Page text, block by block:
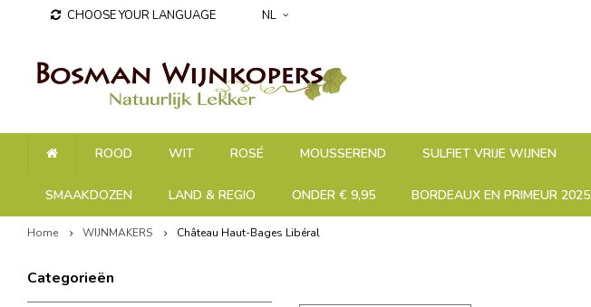
CHOOSE YOUR LANGUAGE NL
ROOD WIT ROSÉ MOUSSEREND SULFIET VRIJE WIJNEN
SMAAKDOZEN LAND & REGIO ONDER € 9,95 BORDEAUX EN PRIMEUR 2025
Home WIJNMAKERS Château Haut-Bages Libéral
Categorieën